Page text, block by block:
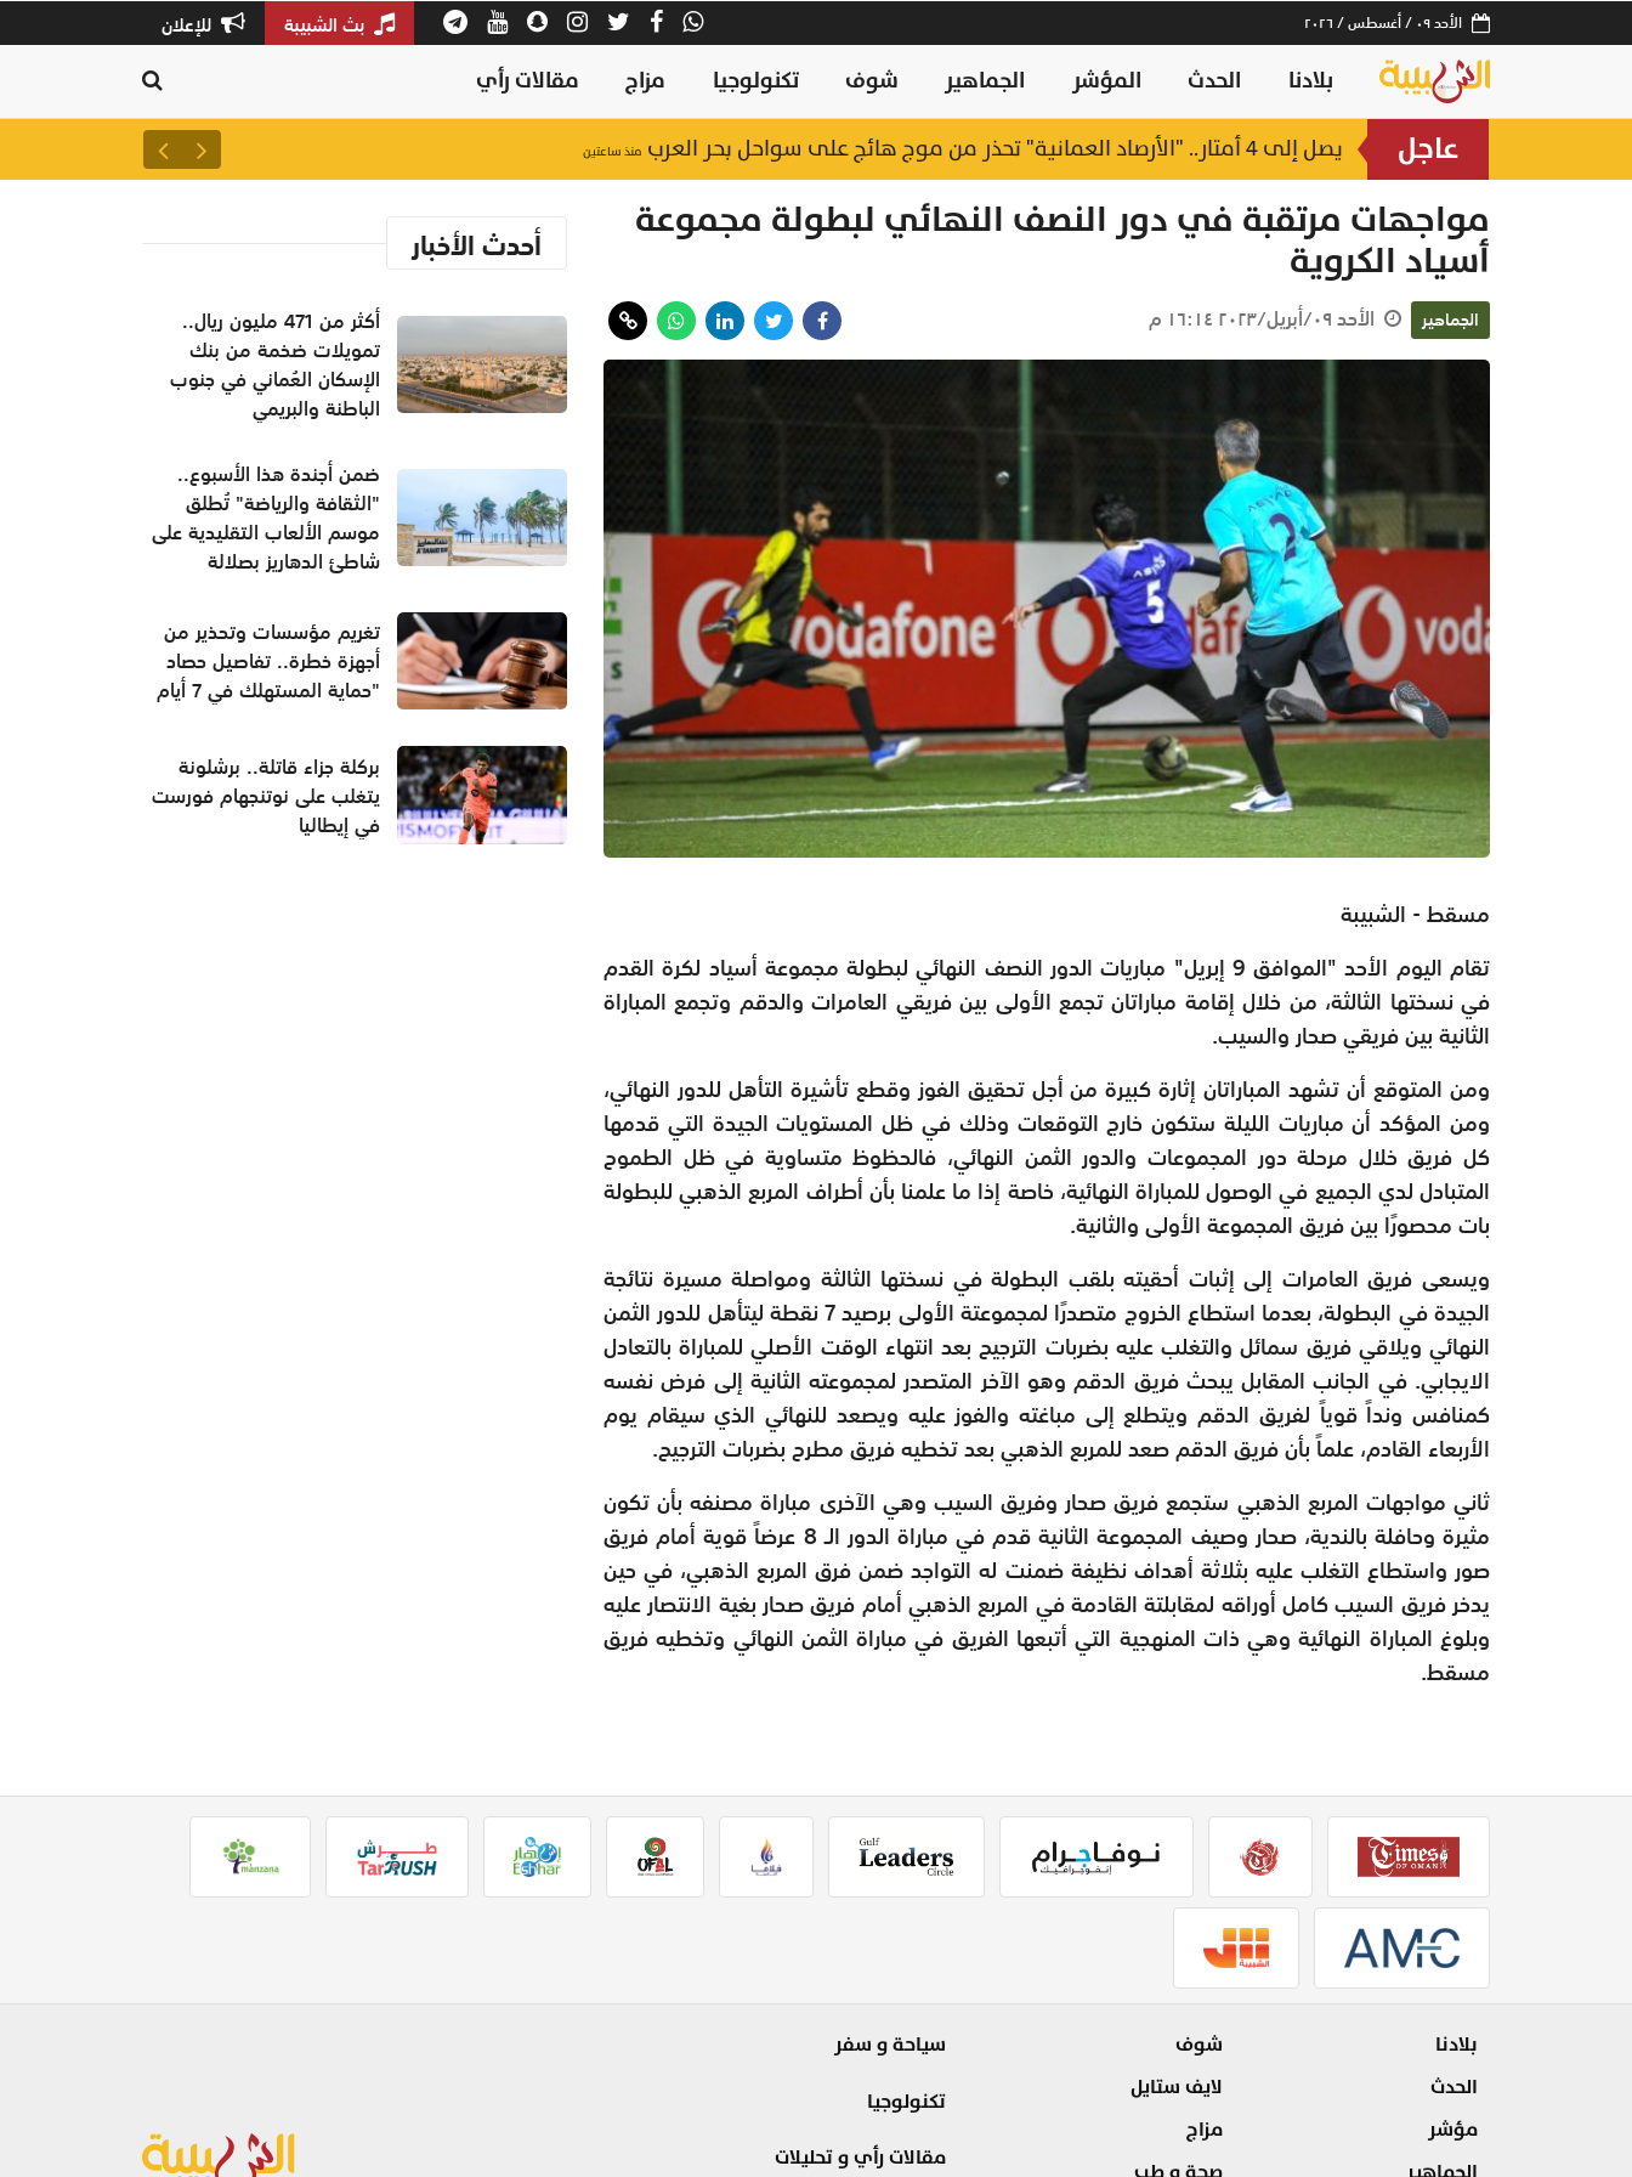
الأحد ٠٩ / أغسطس / ٢٠٢٦ بث الشبيبة للإعلان
بلادنا الحدث المؤشر الجماهير شوف تكنولوجيا مزاج مقالات رأي
عاجل يصل إلى 4 أمتار.. "الأرصاد العمانية" تحذر من موج هائج على سواحل بحر العرب منذ ساعتين
مواجهات مرتقبة في دور النصف النهائي لبطولة مجموعة
أسياد الكروية
الجماهير الأحد ٠٩/أبريل/٢٠٢٣ ١٦:١٤ م
مسقط - الشبيبة
تقام اليوم الأحد "الموافق 9 إبريل" مباريات الدور النصف النهائي لبطولة مجموعة أسياد لكرة القدم
في نسختها الثالثة، من خلال إقامة مباراتان تجمع الأولى بين فريقي العامرات والدقم وتجمع المباراة
الثانية بين فريقي صحار والسيب.
ومن المتوقع أن تشهد المباراتان إثارة كبيرة من أجل تحقيق الفوز وقطع تأشيرة التأهل للدور النهائي،
ومن المؤكد أن مباريات الليلة ستكون خارج التوقعات وذلك في ظل المستويات الجيدة التي قدمها
كل فريق خلال مرحلة دور المجموعات والدور الثمن النهائي، فالحظوظ متساوية في ظل الطموح
المتبادل لدي الجميع في الوصول للمباراة النهائية، خاصة إذا ما علمنا بأن أطراف المربع الذهبي للبطولة
بات محصورًا بين فريق المجموعة الأولى والثانية.
ويسعى فريق العامرات إلى إثبات أحقيته بلقب البطولة في نسختها الثالثة ومواصلة مسيرة نتائجة
الجيدة في البطولة، بعدما استطاع الخروج متصدرًا لمجموعتة الأولى برصيد 7 نقطة ليتأهل للدور الثمن
النهائي ويلاقي فريق سمائل والتغلب عليه بضربات الترجيح بعد انتهاء الوقت الأصلي للمباراة بالتعادل
الايجابي. في الجانب المقابل يبحث فريق الدقم وهو الآخر المتصدر لمجموعته الثانية إلى فرض نفسه
كمنافس ونداً قوياً لفريق الدقم ويتطلع إلى مباغته والفوز عليه ويصعد للنهائي الذي سيقام يوم
الأربعاء القادم، علماً بأن فريق الدقم صعد للمربع الذهبي بعد تخطيه فريق مطرح بضربات الترجيح.
ثاني مواجهات المربع الذهبي ستجمع فريق صحار وفريق السيب وهي الآخرى مباراة مصنفه بأن تكون
مثيرة وحافلة بالندية، صحار وصيف المجموعة الثانية قدم في مباراة الدور الـ 8 عرضاً قوية أمام فريق
صور واستطاع التغلب عليه بثلاثة أهداف نظيفة ضمنت له التواجد ضمن فرق المربع الذهبي، في حين
يدخر فريق السيب كامل أوراقه لمقابلتة القادمة في المربع الذهبي أمام فريق صحار بغية الانتصار عليه
وبلوغ المباراة النهائية وهي ذات المنهجية التي أتبعها الفريق في مباراة الثمن النهائي وتخطيه فريق
مسقط.
أحدث الأخبار
أكثر من 471 مليون ريال..
تمويلات ضخمة من بنك
الإسكان العُماني في جنوب
الباطنة والبريمي
ضمن أجندة هذا الأسبوع..
"الثقافة والرياضة" تُطلق
موسم الألعاب التقليدية على
شاطئ الدهاريز بصلالة
تغريم مؤسسات وتحذير من
أجهزة خطرة.. تفاصيل حصاد
"حماية المستهلك في 7 أيام
بركلة جزاء قاتلة.. برشلونة
يتغلب على نوتنجهام فورست
في إيطاليا
بلادنا
الحدث
مؤشر
شوف
لايف ستايل
مزاج
سياحة و سفر
تكنولوجيا
مقالات رأي و تحليلات